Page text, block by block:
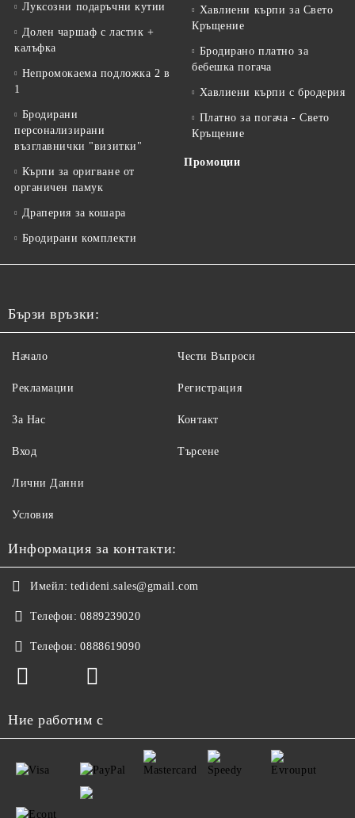
Луксозни подаръчни кутии
Долен чаршаф с ластик +
калъфка
Непромокаема подложка 2 в
1
Бродирани
персонализирани
възглавнички "визитки"
Кърпи за оригване от
органичен памук
Драперия за кошара
Бродирани комплекти
Хавлиени кърпи за Свето
Кръщение
Бродирано платно за
бебешка погача
Хавлиени кърпи с бродерия
Платно за погача - Свето
Кръщение
Промоции
Бързи връзки:
Начало
Рекламации
За Нас
Вход
Чести Въпроси
Регистрация
Контакт
Търсене
Лични Данни
Условия
Информация за контакти:
Имейл: tedideni.sales@gmail.com
Телефон: 0889239020
Телефон: 0888619090
Ние работим с